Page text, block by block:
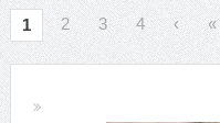
1 2 3 4 › »